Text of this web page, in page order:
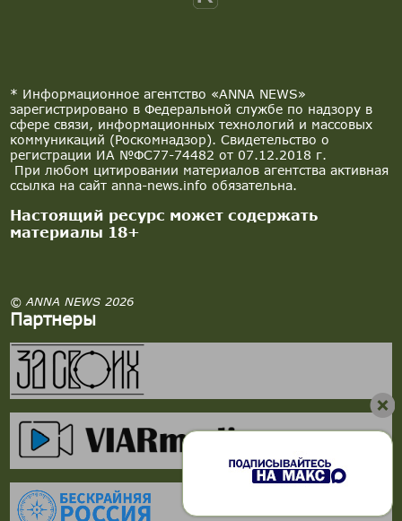
* Информационное агентство «ANNA NEWS»
зарегистрировано в Федеральной службе по надзору в
сфере связи, информационных технологий и массовых
коммуникаций (Роскомнадзор). Свидетельство о
регистрации ИА №ФС77-74482 от 07.12.2018 г.
При любом цитировании материалов агентства активная
ссылка на сайт anna-news.info обязательна.
Настоящий ресурс может содержать
материалы 18+
© ANNA NEWS 2026
Партнеры